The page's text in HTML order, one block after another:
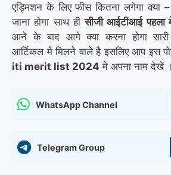
एड्मिशन के लिए फीस कितना लगेगा क्या
जाना होगा साथ हीसीजी आईटीआई पहला
आने के बाद आगे क्या करना होगा
आर्टिकल मे मिलने वाले है इसलिए आप इस
iti merit list 2024 मे अपना नाम देखें ।
WhatsApp Channel
Telegram Group